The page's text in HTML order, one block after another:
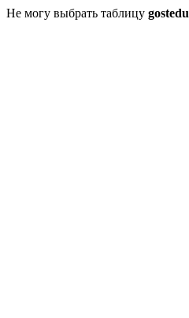
Не могу выбрать таблицу gostedu